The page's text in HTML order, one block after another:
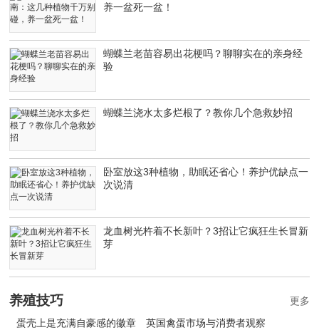
养一盆死一盆！
蝴蝶兰老苗容易出花梗吗？聊聊实在的亲身经
验
蝴蝶兰浇水太多烂根了？教你几个急救妙招
卧室放这3种植物，助眠还省心！养护优缺点一
次说清
龙血树光杵着不长新叶？3招让它疯狂生长冒新
芽
养殖技巧
蛋壳上是充满自豪感的徽章 英国禽蛋市场与消费者观察
更多